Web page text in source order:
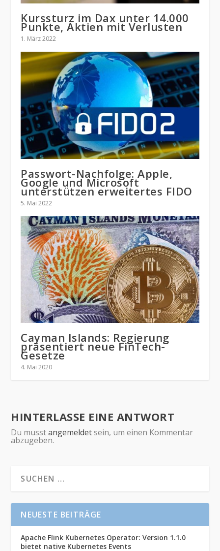
Kurssturz im Dax unter 14.000
Punkte, Aktien mit Verlusten
1. März 2022
Passwort-Nachfolge: Apple,
Google und Microsoft
unterstützen erweitertes FIDO
5. Mai 2022
Cayman Islands: Regierung
präsentiert neue FinTech-
Gesetze
4. Mai 2020
HINTERLASSE EINE ANTWORT
Du musstangemeldetsein, um einen Kommentar
abzugeben.
NEUESTE BEITRÄGE
Apache Flink Kubernetes Operator: Version 1.1.0
bietet native Kubernetes Events